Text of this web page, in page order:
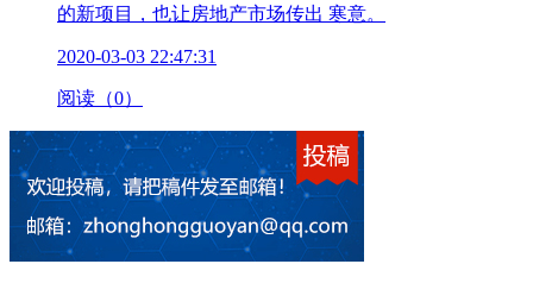
的新项目，也让房地产市场传出 寒意。
2020-03-03 22:47:31
阅读（0）